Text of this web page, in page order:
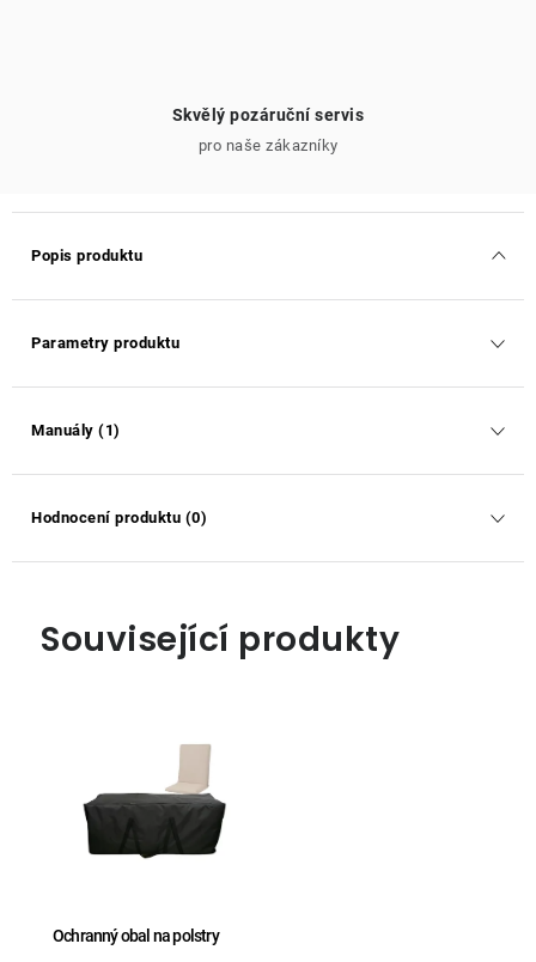
Skvělý pozáruční servis
pro naše zákazníky
Popis produktu
Parametry produktu
Manuály (1)
Hodnocení produktu (0)
Související produkty
Ochranný obal na polstry